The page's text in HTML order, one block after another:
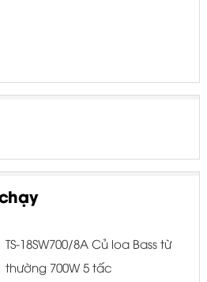
TS-18SW700/8A Củ loa Bass từ
thường 700W 5 tấc